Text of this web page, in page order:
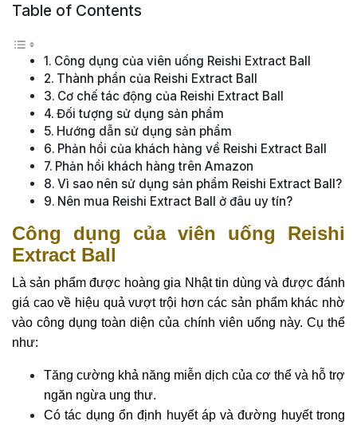
Table of Contents
Công dụng của viên uống Reishi Extract Ball
Thành phần của Reishi Extract Ball
Cơ chế tác động của Reishi Extract Ball
Đối tượng sử dụng sản phẩm
Hướng dẫn sử dụng sản phẩm
Phản hồi của khách hàng về Reishi Extract Ball
Phản hồi khách hàng trên Amazon
Vì sao nên sử dụng sản phẩm Reishi Extract Ball?
Nên mua Reishi Extract Ball ở đâu uy tín?
Công dụng của viên uống Reishi
Extract Ball
Là sản phẩm được hoàng gia Nhật tin dùng và được đánh
giá cao về hiệu quả vượt trội hơn các sản phẩm khác nhờ
vào công dụng toàn diện của chính viên uống này. Cụ thể
như:
Tăng cường khả năng miễn dịch của cơ thể và hỗ trợ
ngăn ngừa ung thư.
Có tác dụng ổn định huyết áp và đường huyết trong